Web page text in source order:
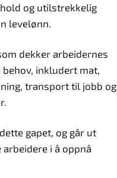
og utilstrekkelig
levelønn.
dekker arbeidernes
inkludert mat,
transport til jobb og
gapet, og går ut
i å oppnå